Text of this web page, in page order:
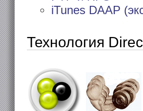
iTunes DAAP
Технология